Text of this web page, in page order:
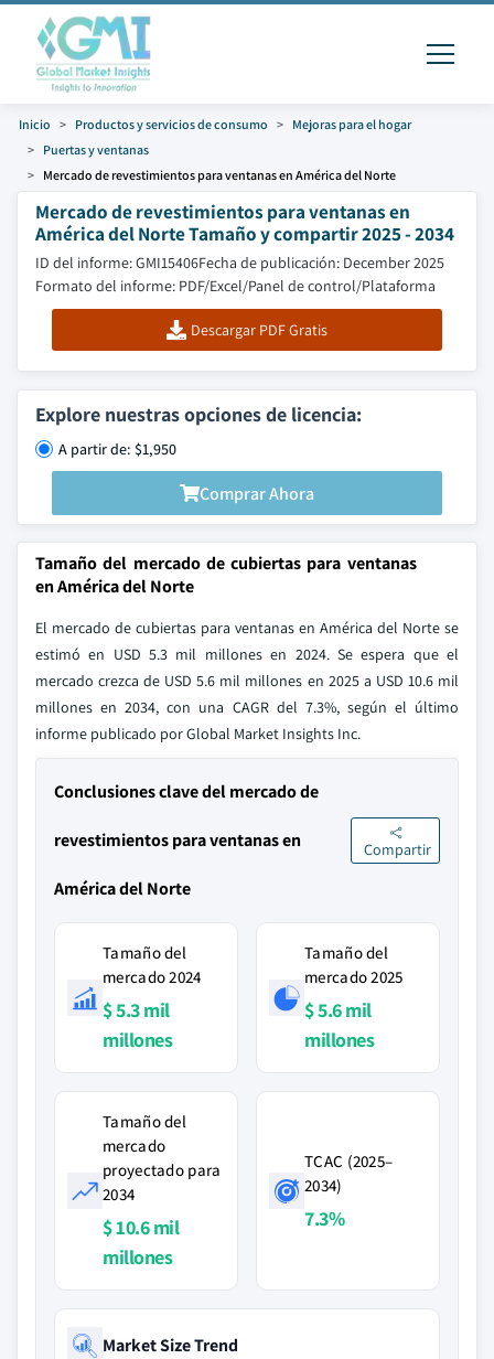
Inicio Productos y servicios de consumo
Mejoras para el hogar
Puertas y ventanas
Mercado de revestimientos para ventanas en América del Norte
Mercado de revestimientos para ventanas en
América del Norte Tamaño y compartir 2025 - 2034
ID del informe: GMI15406Fecha de publicación: December 2025
Formato del informe: PDF/Excel/Panel de control/Plataforma
Descargar PDF Gratis
Explore nuestras opciones de licencia:
A partir de: $1,950
Comprar Ahora
Tamaño del mercado de cubiertas para ventanas
en América del Norte
El mercado de cubiertas para ventanas en América del Norte se
estimó en USD 5.3 mil millones en 2024. Se espera que el
mercado crezca de USD 5.6 mil millones en 2025 a USD 10.6 mil
millones en 2034, con una CAGR del 7.3%, según el último
informe publicado por Global Market Insights Inc.
Conclusiones clave del mercado de
revestimientos para ventanas en
América del Norte
Compartir
Tamaño del
mercado 2024
$ 5.3 mil
millones
Tamaño del
mercado 2025
$ 5.6 mil
millones
Tamaño del
mercado
proyectado para
2034
$ 10.6 mil
millones
TCAC (2025–
2034)
7.3%
Market Size Trend